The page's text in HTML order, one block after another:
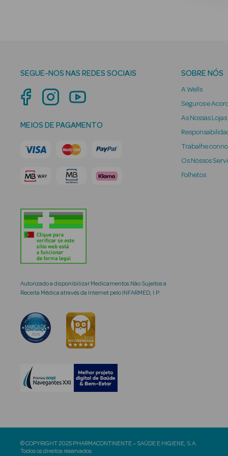
SEGUE-NOS NAS REDES SOCIAIS
MEIOS DE PAGAMENTO
Autorizado a disponibilizar Medicamentos Não Sujeitos a
Receita Médica através da Internet pelo INFARMED, I.P.
SOBRE NÓS
A Wells
Seguros e
As Nossas Lojas
Trabalhe
Os Nossos
Folhetos
© COPYRIGHT 2025 PHARMACONTINENTE – SAÚDE E HIGIENE, S.A.
Todos os direitos reservados